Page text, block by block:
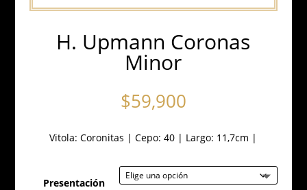
H. Upmann Coronas
Minor
$59,900
Vitola:Coronitas |Cepo: 40 | Largo: 11,7cm |
Presentación